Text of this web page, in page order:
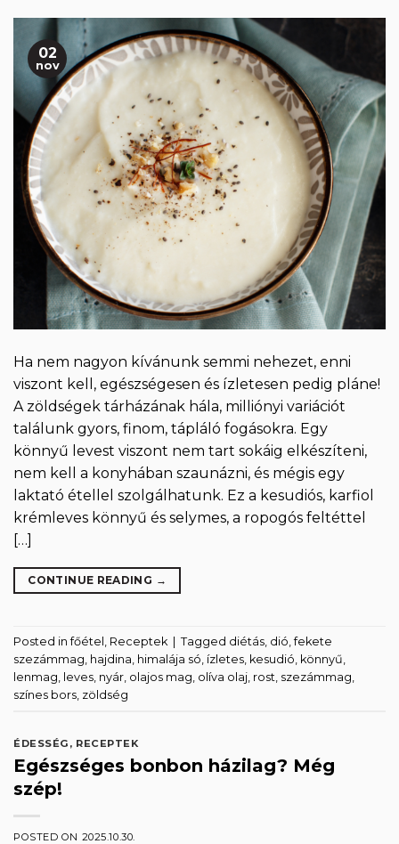
02
nov
Ha nem nagyon kívánunk semmi nehezet, enni
viszont kell, egészségesen és ízletesen pedig pláne!
A zöldségek tárházának hála, milliónyi variációt
találunk gyors, finom, tápláló fogásokra. Egy
könnyű levest viszont nem tart sokáig elkészíteni,
nem kell a konyhában szaunázni, és mégis egy
laktató étellel szolgálhatunk. Ez a kesudiós, karfiol
krémleves könnyű és selymes, a ropogós feltéttel
[…]
CONTINUE READING →
Posted infőétel Receptek | Tagged diétás dió ,fekete
szezámmag hajdina himalája só ízletes kesudió könnyű
lenmag leves nyár olajos mag olíva olaj rost szezámmag
színes bors zöldség
ÉDESSÉG , RECEPTEK
Egészséges bonbon házilag? Még
szép!
POSTED ON 2025.10.30.